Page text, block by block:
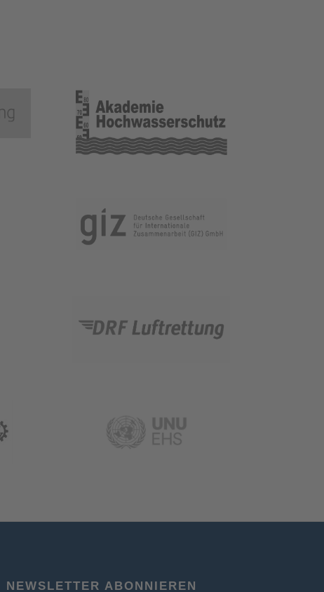
NEWSLETTER ABONNIEREN